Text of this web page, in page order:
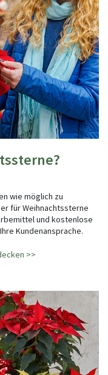
wie möglich zu
für Weihnachtssterne
und kostenlose
Kundenansprache.
>>